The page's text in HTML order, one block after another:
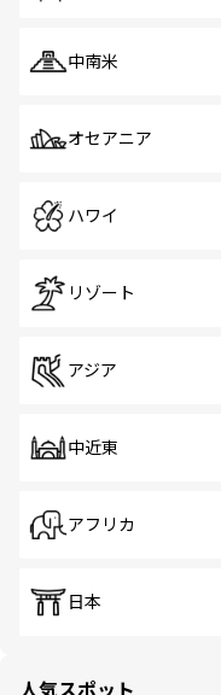
中南米
オセアニア
ハワイ
リゾート
アジア
中近東
アフリカ
日本
人気スポット